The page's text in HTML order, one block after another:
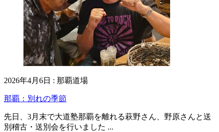
2026年4月6日 : 那覇道場
那覇：別れの季節
先日、3月末で大道塾那覇を離れる萩野さん、野原さんと送
別稽古・送別会を行いました ...